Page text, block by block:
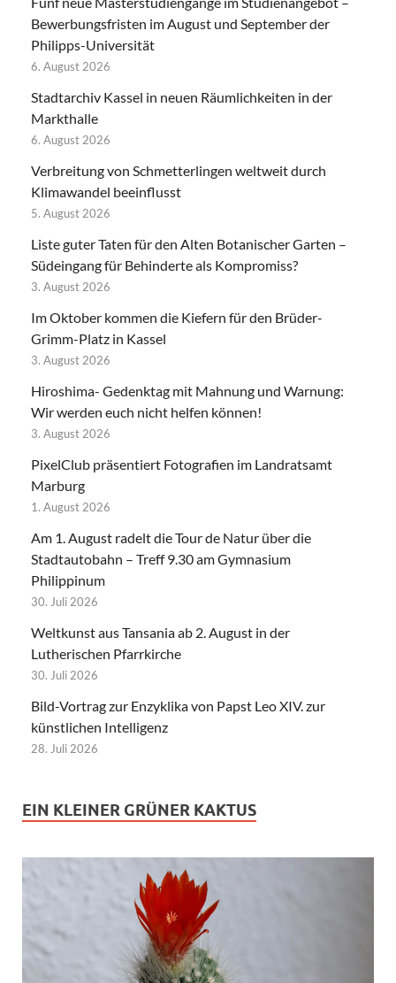
Bewerbungsfristen im August und September der
Philipps-Universität
6. August 2026
Stadtarchiv Kassel in neuen Räumlichkeiten in der
Markthalle
6. August 2026
Verbreitung von Schmetterlingen weltweit durch
Klimawandel beeinflusst
5. August 2026
Liste guter Taten für den Alten Botanischer Garten –
Südeingang für Behinderte als Kompromiss?
3. August 2026
Im Oktober kommen die Kiefern für den Brüder-
Grimm-Platz in Kassel
3. August 2026
Hiroshima- Gedenktag mit Mahnung und Warnung:
Wir werden euch nicht helfen können!
3. August 2026
PixelClub präsentiert Fotografien im Landratsamt
Marburg
1. August 2026
Am 1. August radelt die Tour de Natur über die
Stadtautobahn – Treff 9.30 am Gymnasium
Philippinum
30. Juli 2026
Weltkunst aus Tansania ab 2. August in der
Lutherischen Pfarrkirche
30. Juli 2026
Bild-Vortrag zur Enzyklika von Papst Leo XIV. zur
künstlichen Intelligenz
28. Juli 2026
EIN KLEINER GRÜNER KAKTUS